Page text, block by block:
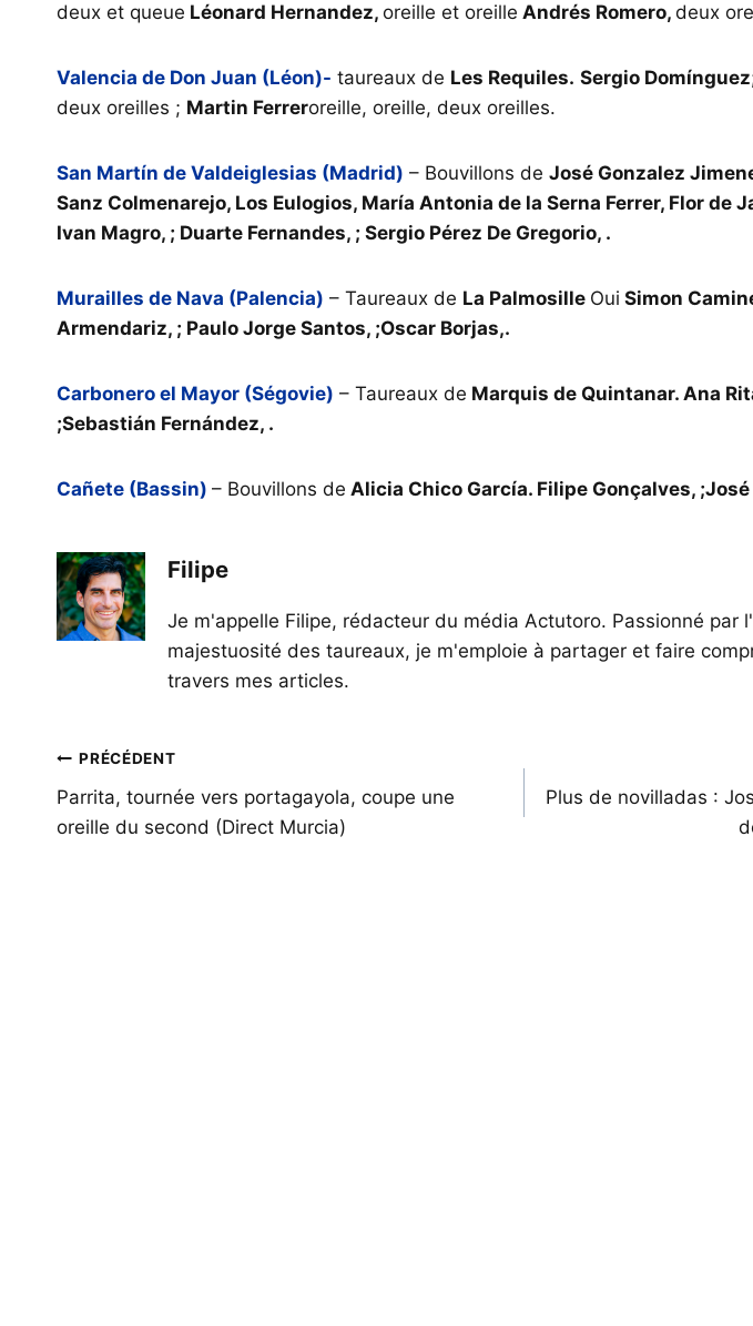
deux et queue Léonard Hernandez, oreille et oreille Andrés Romero, deux
Valencia de Don Juan (Léon)- taureaux de Les Requiles. Sergio Domínguez
deux oreilles ; Martin Ferreroreille, oreille, deux oreilles.
San Martín de Valdeiglesias (Madrid) – Bouvillons de José Gonzalez
Sanz Colmenarejo, Los Eulogios, María Antonia de la Serna Ferrer, Flor de
Ivan Magro, ; Duarte Fernandes, ; Sergio Pérez De Gregorio, .
Murailles de Nava (Palencia) – Taureaux de La Palmosille Oui Simon
Armendariz, ; Paulo Jorge Santos, ;Oscar Borjas,.
Carbonero el Mayor (Ségovie) – Taureaux de Marquis de Quintanar. Ana
;Sebastián Fernández, .
Cañete (Bassin) – Bouvillons de Alicia Chico García. Filipe Gonçalves,
Filipe
Je m'appelle Filipe, rédacteur du média Actutoro. Passionné par
majestuosité des taureaux, je m'emploie à partager et faire
travers mes articles.
Navigation
de
l’article
PRÉCÉDENT
Parrita, tournée vers portagayola, coupe une
oreille du second (Direct Murcia)
Plus de novilladas :